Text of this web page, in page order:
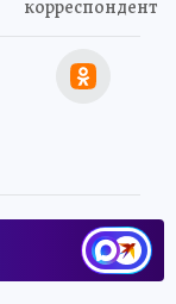
корреспондент